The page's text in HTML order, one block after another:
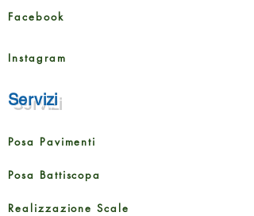
Facebook
Instagram
Servizi
Posa Pavimenti
Posa Battiscopa
Realizzazione Scale